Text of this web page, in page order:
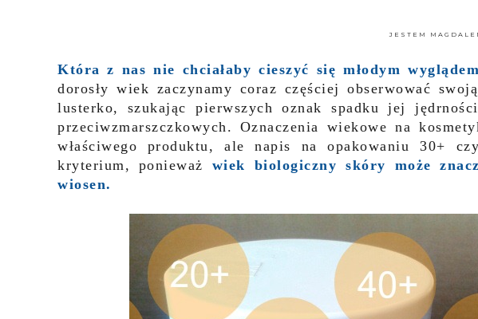
JESTEM
Która z nas nie chciałaby cieszyć się młodym
dorosły wiek zaczynamy coraz częściej obserwować
lusterko, szukając pierwszych oznak spadku jej
przeciwzmarszczkowych. Oznaczenia wiekowe na
właściwego produktu, ale napis na opakowaniu 30+
kryterium, ponieważ wiek biologiczny skóry może
wiosen.